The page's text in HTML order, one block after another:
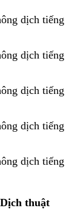
dịch tiếng
dịch tiếng
dịch tiếng
dịch tiếng
dịch tiếng
thuật